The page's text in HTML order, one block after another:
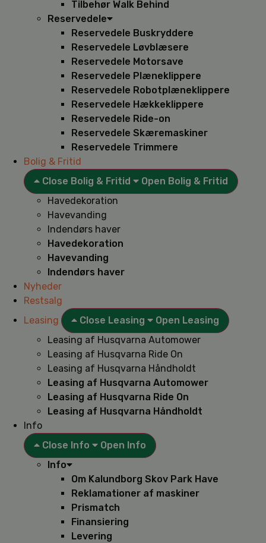
Tilbehør Walk Behind
Reservedele
Reservedele Buskryddere
Reservedele Løvblæsere
Reservedele Motorsave
Reservedele Plæneklippere
Reservedele Robotplæneklippere
Reservedele Hækkeklippere
Reservedele Ride-on
Reservedele Skæremaskiner
Reservedele Trimmere
Bolig & Fritid
Close Bolig & Fritid
Open Bolig & Fritid
Havedekoration
Havevanding
Indendørs haver
Havedekoration
Havevanding
Indendørs haver
Nyheder
Restsalg
Leasing
Close Leasing
Open Leasing
Leasing af Husqvarna Automower
Leasing af Husqvarna Ride On
Leasing af Husqvarna Håndholdt
Leasing af Husqvarna Automower
Leasing af Husqvarna Ride On
Leasing af Husqvarna Håndholdt
Info
Close Info
Open Info
Info
Om Kalundborg Skov Park Have
Reklamationer af maskiner
Prismatch
Finansiering
Levering